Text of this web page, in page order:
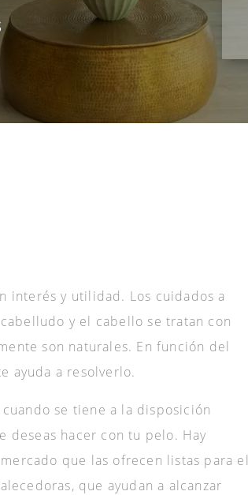
interés y utilidad. Los cuidados a
y el cabello se tratan con
son naturales. En función del
ayuda a resolverlo.
se tiene a la disposición
deseas hacer con tu pelo. Hay
que las ofrecen listas para el
que ayudan a alcanzar